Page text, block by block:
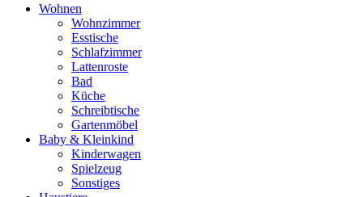
Wohnen
Wohnzimmer
Esstische
Schlafzimmer
Lattenroste
Bad
Küche
Schreibtische
Gartenmöbel
Baby & Kleinkind
Kinderwagen
Spielzeug
Sonstiges